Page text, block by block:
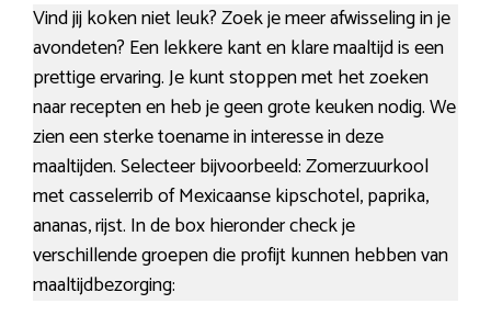
Vind jij koken niet leuk? Zoek je meer afwisseling in je
avondeten? Een lekkere kant en klare maaltijd is een
prettige ervaring. Je kunt stoppen met het zoeken
naar recepten en heb je geen grote keuken nodig. We
zien een sterke toename in interesse in deze
maaltijden. Selecteer bijvoorbeeld: Zomerzuurkool
met casselerrib of Mexicaanse kipschotel, paprika,
ananas, rijst. In de box hieronder check je
verschillende groepen die profijt kunnen hebben van
maaltijdbezorging: